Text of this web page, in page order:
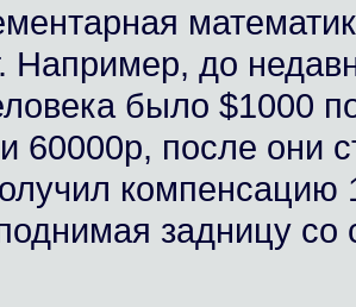
Например, до
было $1000
60000р, после они
компенсацию
задницу со